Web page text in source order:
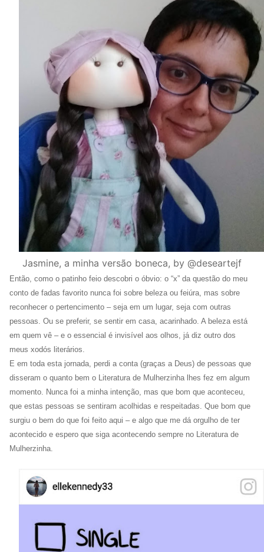
Jasmine, a minha versão boneca, by @deseartejf
Então, como o patinho feio descobri o óbvio: o “x” da questão do meu
conto de fadas favorito nunca foi sobre beleza ou feiúra, mas sobre
reconhecer o pertencimento – seja em um lugar, seja com outras
pessoas. Ou se preferir, se sentir em casa, acarinhado. A beleza está
em quem vê – e o essencial é invisível aos olhos, já diz outro dos
meus xodós literários.
E em toda esta jornada, perdi a conta (graças a Deus) de pessoas que
disseram o quanto bem o Literatura de Mulherzinha lhes fez em algum
momento. Nunca foi a minha intenção, mas que bom que aconteceu,
que estas pessoas se sentiram acolhidas e respeitadas. Que bom que
surgiu o bem do que foi feito aqui – e algo que me dá orgulho de ter
acontecido e espero que siga acontecendo sempre no Literatura de
Mulherzinha.